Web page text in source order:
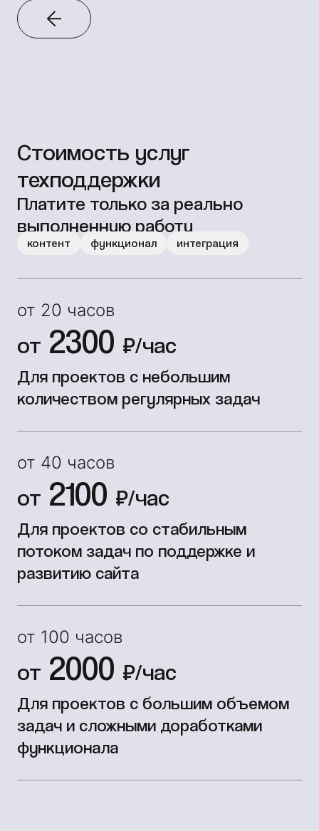
Стоимость услуг
техподдержки
Платите только за реально
выполненную работу
контент функционал интеграция
от 20 часов
от 2300 ₽/час
Для проектов с небольшим
количеством регулярных задач
от 40 часов
от 2100 ₽/час
Для проектов со стабильным
потоком задач по поддержке и
развитию сайта
от 100 часов
от 2000 ₽/час
Для проектов с большим объемом
задач и сложными доработками
функционала